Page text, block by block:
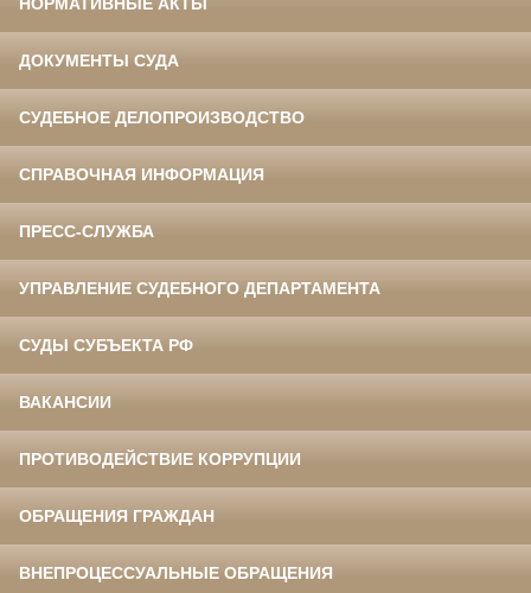
ДОКУМЕНТЫ СУДА
СУДЕБНОЕ ДЕЛОПРОИЗВОДСТВО
СПРАВОЧНАЯ ИНФОРМАЦИЯ
ПРЕСС-СЛУЖБА
УПРАВЛЕНИЕ СУДЕБНОГО ДЕПАРТАМЕНТА
СУДЫ СУБЪЕКТА РФ
ВАКАНСИИ
ПРОТИВОДЕЙСТВИЕ КОРРУПЦИИ
ОБРАЩЕНИЯ ГРАЖДАН
ВНЕПРОЦЕССУАЛЬНЫЕ ОБРАЩЕНИЯ